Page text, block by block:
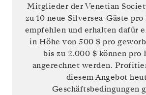
Mitglieder der Venetian
zu 10 neue Silversea-Gäste
empfehlen und erhalten dafür
in Höhe von 500 $ pro
bis zu 2.000 $ können pro
angerechnet werden.
diesem Angebot
Geschäftsbedingungen